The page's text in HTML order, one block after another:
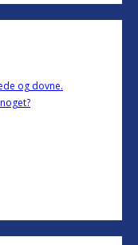
og dovne.